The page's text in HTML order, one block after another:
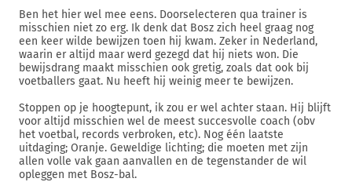
Ben het hier wel mee eens. Doorselecteren qua trainer is
misschien niet zo erg. Ik denk dat Bosz zich heel graag nog
een keer wilde bewijzen toen hij kwam. Zeker in Nederland,
waarin er altijd maar werd gezegd dat hij niets won. Die
bewijsdrang maakt misschien ook gretig, zoals dat ook bij
voetballers gaat. Nu heeft hij weinig meer te bewijzen.
Stoppen op je hoogtepunt, ik zou er wel achter staan. Hij blijft
voor altijd misschien wel de meest succesvolle coach (obv
het voetbal, records verbroken, etc). Nog één laatste
uitdaging; Oranje. Geweldige lichting; die moeten met zijn
allen volle vak gaan aanvallen en de tegenstander de wil
opleggen met Bosz-bal.